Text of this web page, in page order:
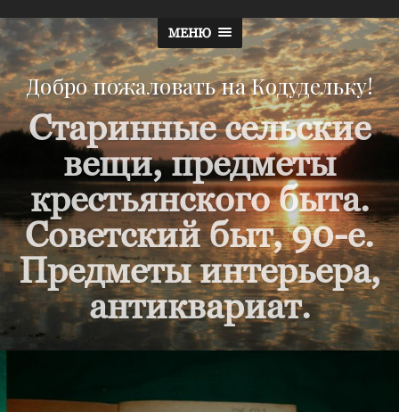
МЕНЮ
Добро пожаловать на Кодудельку!
Старинные сельские
вещи, предметы
крестьянского быта.
Советский быт, 90-е.
Предметы интерьера,
антиквариат.